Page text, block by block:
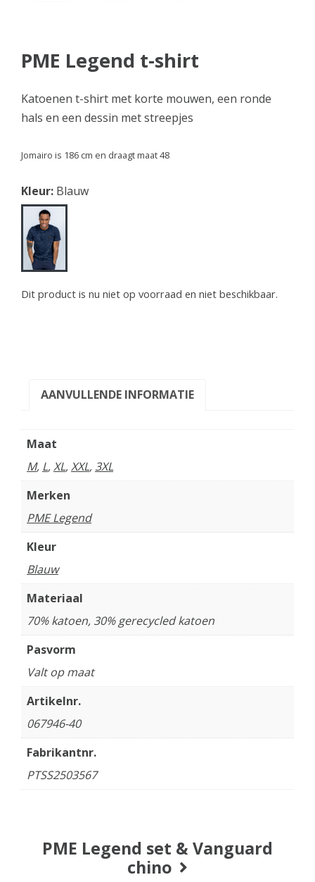
PME Legend t-shirt
Katoenen t-shirt met korte mouwen, een ronde
hals en een dessin met streepjes
Jomairo is 186 cm en draagt maat 48
Kleur: Blauw
Dit product is nu niet op voorraad en niet beschikbaar.
AANVULLENDE INFORMATIE
Maat
M, L,XL,XXL, 3XL
Merken
PME Legend
Kleur
Blauw
Materiaal
70% katoen, 30% gerecycled katoen
Pasvorm
Valt op maat
Artikelnr.
067946-40
Fabrikantnr.
PTSS2503567
PME Legend set & Vanguard
chino